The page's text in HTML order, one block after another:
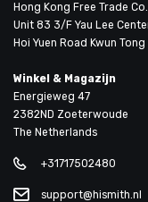
Hong Kong Free Trade
Unit 83 3/F Yau Lee
Hoi Yuen Road Kwun
Winkel & Magazijn
Energieweg 47
2382ND Zoeterwoude
The Netherlands
+31717502480
support@hismith.nl